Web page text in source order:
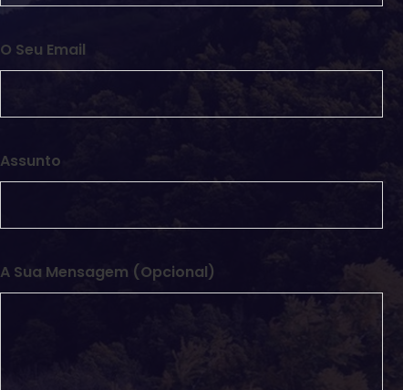
O Seu Email
Assunto
A Sua Mensagem (opcional)